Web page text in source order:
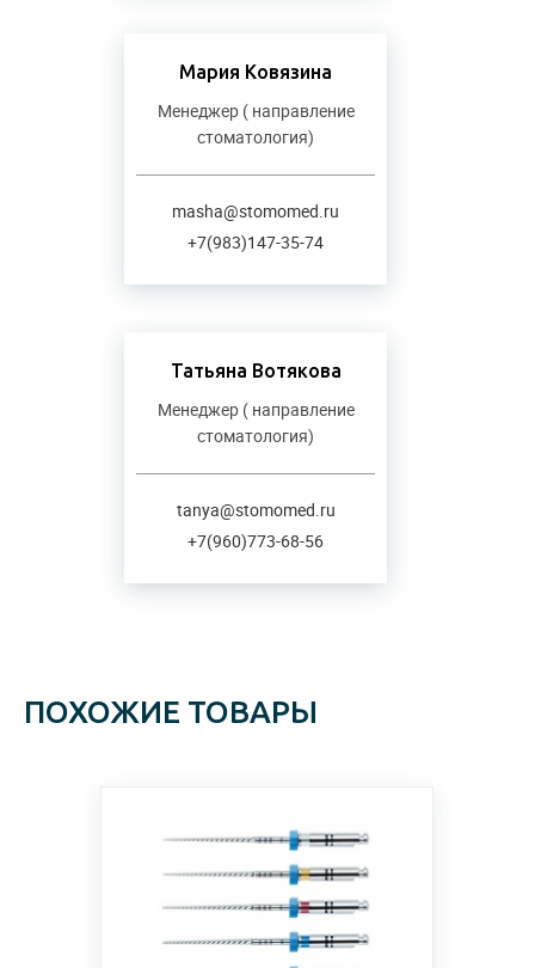
Мария Ковязина
Менеджер ( направление
стоматология)
masha@stomomed.ru
+7(983)147-35-74
Татьяна Вотякова
Менеджер ( направление
стоматология)
tanya@stomomed.ru
+7(960)773-68-56
ПОХОЖИЕ ТОВАРЫ